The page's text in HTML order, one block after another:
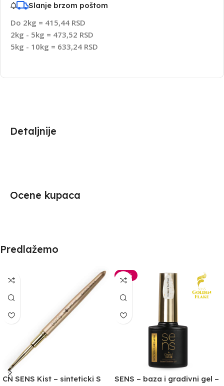
Slanje brzom poštom
Do 2kg = 415,44 RSD
2kg - 5kg = 473,52 RSD
5kg - 10kg = 633,24 RSD
Detaljnije
Ocene kupaca
Predlažemo
CN SENS Kist – sinteticki S
-30%
SENS – baza i gradivni gel –